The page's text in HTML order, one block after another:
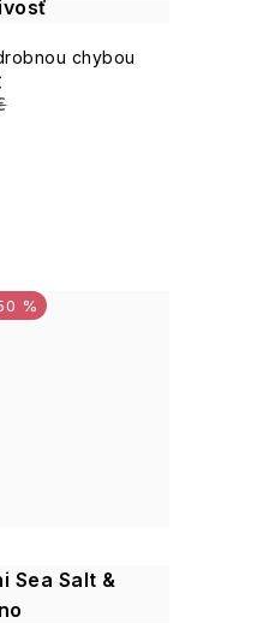
chybou
Sea Salt &
%